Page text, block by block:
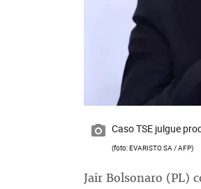
Caso TSE julgue
(foto: EVARISTO SA / AFP)
Jair Bolsonaro (PL)